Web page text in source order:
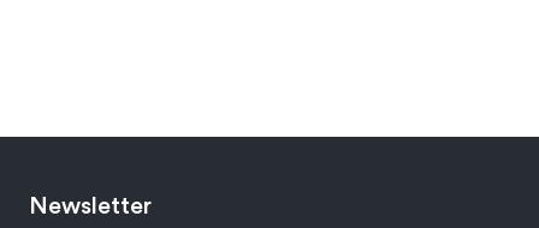
Newsletter